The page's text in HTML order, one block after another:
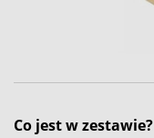
Co jest w zestawie?